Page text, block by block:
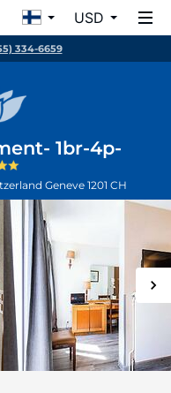
USD
334-6659
1br-4p-
Geneve 1201 CH